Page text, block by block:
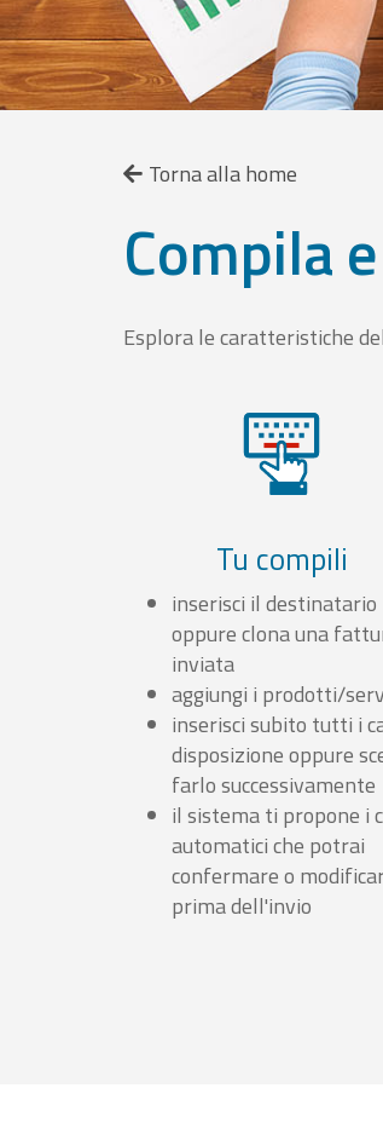
Torna alla home
Compila
Esplora le caratteristiche
Tu compili
inserisci il destinatario
oppure clona una
inviata
aggiungi i prodotti/
inserisci subito tutti i
disposizione oppure
farlo successivamente
il sistema ti propone i
automatici che potrai
confermare o
prima dell'invio